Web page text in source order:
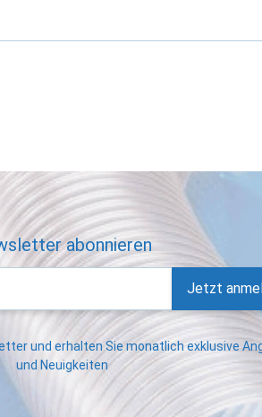
abonnieren
Jetzt
und erhalten Sie monatlich exklusive
und Neuigkeiten